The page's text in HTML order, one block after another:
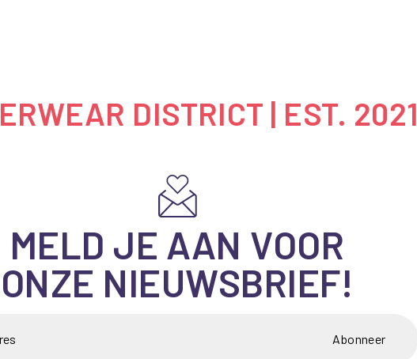
DISTRICT | EST. 2021
MELD JE AAN VOOR
ONZE NIEUWSBRIEF!
Abonneer